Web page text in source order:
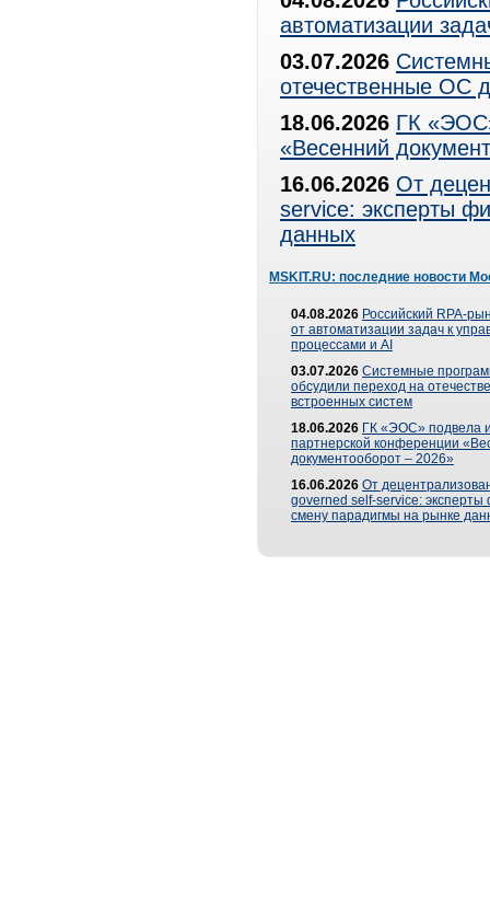
автоматизации
03.07.2026
отечественные ОС
18.06.2026 ГК
«Весенний
16.06.2026 От
service: эксперты
данных
MSKIT.RU: последние новости
04.08.2026 Российский RPA-
от автоматизации задач к
процессами и AI
03.07.2026 Системные
обсудили переход на
встроенных систем
18.06.2026 ГК «ЭОС» подвела
партнерской конференции
документооборот – 2026»
16.06.2026 От
governed self-service: эксперты
смену парадигмы на рынке